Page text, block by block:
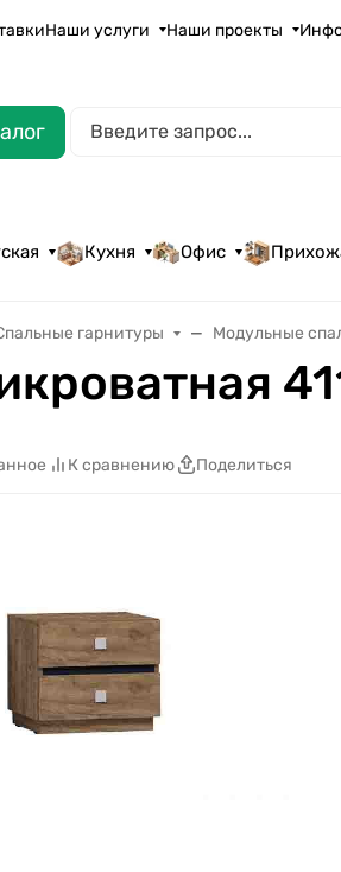
Наши услуги Наши проекты
Кухня Офис
гарнитуры Модульные
К сравнению Поделиться